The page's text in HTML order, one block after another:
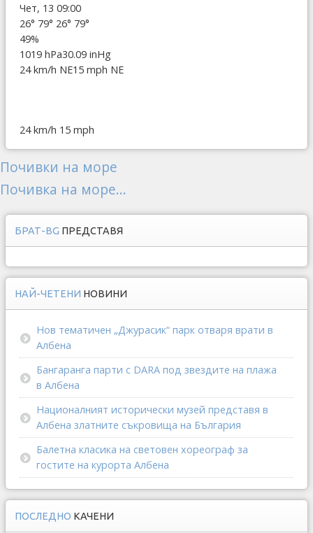
Чет, 13 09:00
26° 79° 26° 79°
49%
1019 hPa30.09 inHg
24 km/h NE15 mph NE
24 km/h 15 mph
Почивки на море
Почивка на море...
БРАТ-BG ПРЕДСТАВЯ
НАЙ-ЧЕТЕНИ НОВИНИ
Нов тематичен „Джурасик“ парк отваря врати в
Албена
Бангаранга парти с DARA под звездите на плажа
в Албена
Националният исторически музей представя в
Албена златните съкровища на България
Балетна класика на световен хореограф за
гостите на курорта Албена
ПОСЛЕДНО КАЧЕНИ